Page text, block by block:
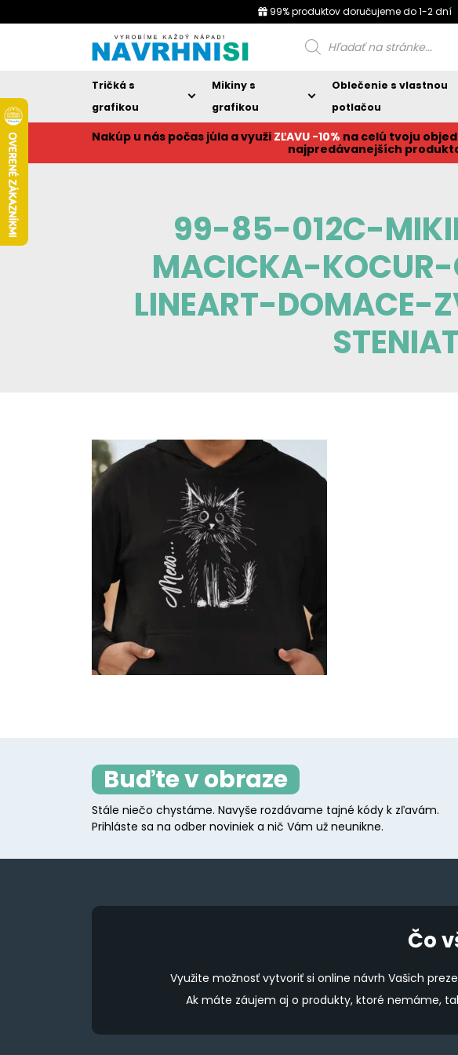
99% produktov doručujeme do 1-2 dní
Products
search
Tričká s
grafikou
Mikiny s
grafikou
Oblečenie s vlastnou
potlačou
Nakúp u nás počas júla a využi ZĽAVU -10% na celú tvoju
najpredávanejších
99-85-012C-
MACICKA-
LINEART-DOMACE-
Buďte v obraze
Stále niečo chystáme. Navyše rozdávame tajné kódy k zľavám.
Prihláste sa na odber noviniek a nič Vám už neunikne.
Čo
Využite možnosť vytvoriť si online návrh Vašich
Ak máte záujem aj o produkty, ktoré nemáme,